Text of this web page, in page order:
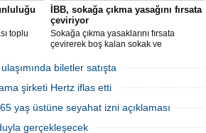
toplu
İBB, sokağa çıkma yasağını fırsata
çeviriyor
Sokağa çıkma yasaklarını fırsata
çevirerek boş kalan sokak ve
yakalayan İBB, bu hafta sonu, şimdiye
kadarki en yüksek sayıdaki personeliyle
iş başında olacak.
biletler satışta
şirketi Hertz iflas etti
yaş üstüne seyahat izni açıklaması
gerçekleşecek